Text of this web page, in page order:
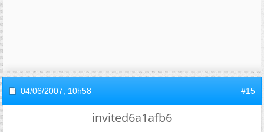
04/06/2007, 10h58 #15
invited6a1afb6